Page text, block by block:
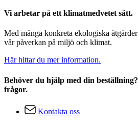
Vi arbetar på ett klimatmedvetet sätt.
Med många konkreta ekologiska
vår påverkan på miljö och klimat.
Här hittar du mer information.
Behöver du hjälp med din
frågor.
Kontakta oss